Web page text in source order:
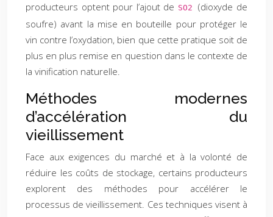
producteurs optent pour l’ajout de SO2(dioxyde de
soufre) avant la mise en bouteille pour protéger le
vin contre l’oxydation, bien que cette pratique soit de
plus en plus remise en question dans le contexte de
la vinification naturelle.
Méthodes modernes
d’accélération du
vieillissement
Face aux exigences du marché et à la volonté de
réduire les coûts de stockage, certains producteurs
explorent des méthodes pour accélérer le
processus de vieillissement. Ces techniques visent à